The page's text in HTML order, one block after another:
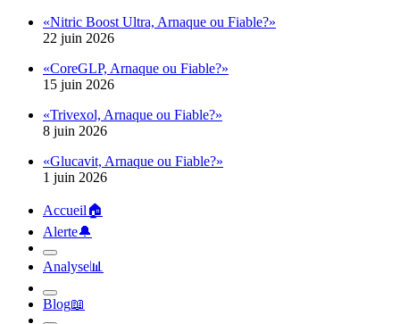
«CoreGLP, Arnaque ou Fiable?»
«Trivexol, Arnaque ou Fiable?»
«Glucavit, Arnaque ou Fiable?»
Accueil🏠︎
Analyse📊︎
Blog📖︎
Outils🛠︎